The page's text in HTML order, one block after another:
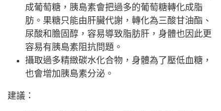
成葡萄糖，胰島素會把過多的葡萄糖轉化成脂
肪。果糖只能由肝臟代謝，轉化為三酸甘油酯、
尿酸和膽固醇，容易導致脂肪肝，身體也因此更
容易有胰島素阻抗問題。
攝取過多精緻碳水化合物，身體為了壓低血糖，
也會增加胰島素分泌。
建議：